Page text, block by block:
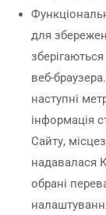
для
веб-
наступні
інформація
Сайту,
надавалася
обрані